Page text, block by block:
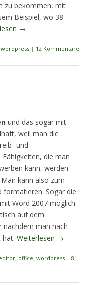
zu bekommen, mit
Beispiel, wo 38
→
wordpress | 12 Kommentare
und das sogar mit
weil man die
und
die man
kann, werden
kann also zum
formatieren. Sogar die
Word 2007 möglich.
auf dem
nachdem man nach
hat. Weiterlesen →
, office, wordpress | 8